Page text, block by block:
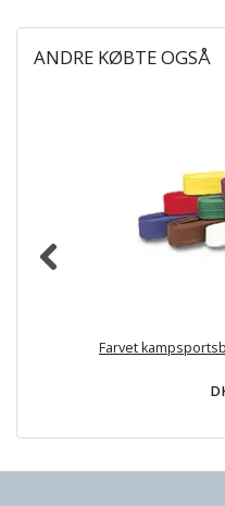
ANDRE KØBTE OGSÅ
Farvet